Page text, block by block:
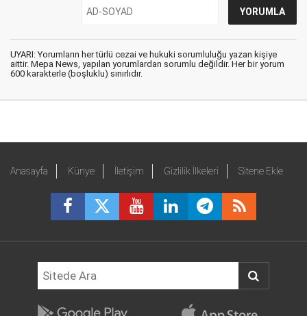
UYARI: Yorumların her türlü cezai ve hukuki sorumluluğu yazan kişiye
aittir. Mepa News, yapılan yorumlardan sorumlu değildir. Her bir yorum
600 karakterle (boşluklu) sınırlıdır.
Anasayfa Künye İletişim Gizlilik İlkeleri Sitene Ekle